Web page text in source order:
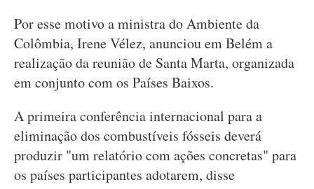
Por esse motivo a ministra do Ambiente da
Colômbia, Irene Vélez, anunciou em Belém a
realização da reunião de Santa Marta, organizada
em conjunto com os Países Baixos.
A primeira conferência internacional para a
eliminação dos combustíveis fósseis deverá
produzir "um relatório com ações concretas" para
os países participantes adotarem, disse